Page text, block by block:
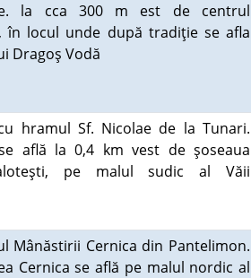
la cca 300 m est de centrul
în locul unde după tradiţie se afla
Dragoş Vodă
hramul Sf. Nicolae de la Tunari.
află la 0,4 km vest de şoseaua
pe malul sudic al Văii
Mânăstirii Cernica din Pantelimon.
Cernica se află pe malul nordic al